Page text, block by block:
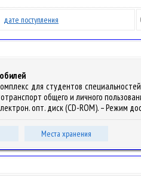
дате поступления
для студентов
общего и личного
опт. диск (CD-ROM). –
Места хранения